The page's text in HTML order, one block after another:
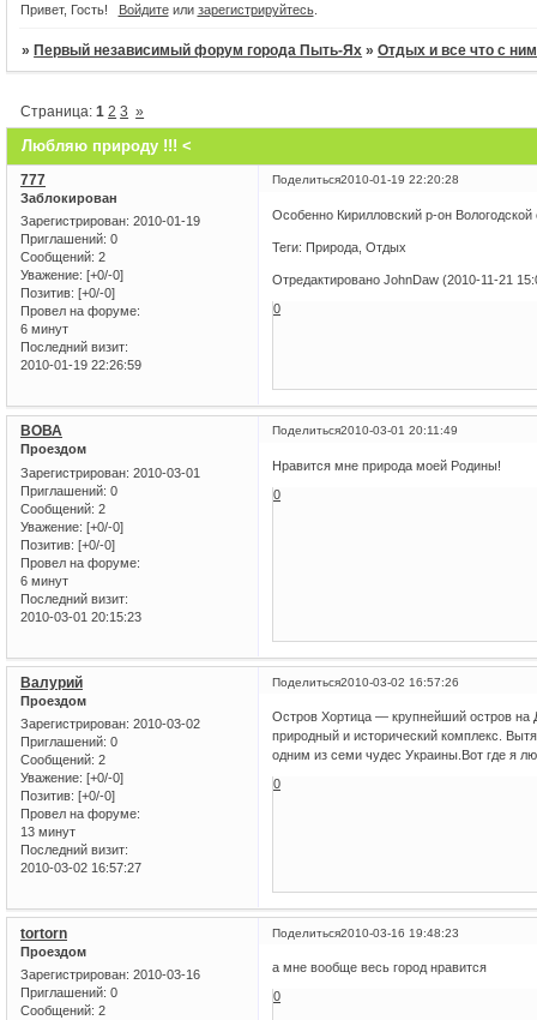
Привет, Гость! Войдитеили зарегистрируйтесь.
»Первый независимый форум города Пыть-Ях »Отдых и все что с
Любляю природу !!! <
Страница:1 2 3 »
Поделиться2010-01-19 22:20:28
777
Заблокирован
Зарегистрирован: 2010-01-19
Приглашений: 0
Сообщений: 2
Уважение: [+0/-0]
Позитив: [+0/-0]
Провел на форуме:
6 минут
Последний визит:
2010-01-19 22:26:59
Особенно Кирилловский р-он Вологодской
Теги: Природа, Отдых
Отредактировано JohnDaw (2010-11-21
0
Поделиться2010-03-01 20:11:49
ВОВА
Проездом
Зарегистрирован: 2010-03-01
Приглашений: 0
Сообщений: 2
Уважение: [+0/-0]
Позитив: [+0/-0]
Провел на форуме:
6 минут
Последний визит:
2010-03-01 20:15:23
Нравится мне природа моей Родины!
0
Поделиться2010-03-02 16:57:26
Валурий
Проездом
Зарегистрирован: 2010-03-02
Приглашений: 0
Сообщений: 2
Уважение: [+0/-0]
Позитив: [+0/-0]
Провел на форуме:
13 минут
Последний визит:
2010-03-02 16:57:27
Остров Хортица — крупнейший остров на
природный и исторический комплекс.
одним из семи чудес Украины.Вот где я
0
Поделиться2010-03-16 19:48:23
tortorn
Проездом
Зарегистрирован: 2010-03-16
Приглашений: 0
Сообщений: 2
а мне вообще весь город нравится
0